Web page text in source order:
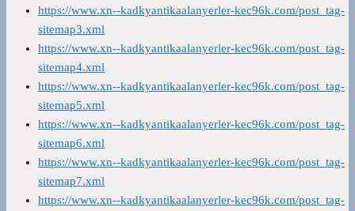
https://www.xn--kadkyantikaalanyerler-kec96k.com/post_tag-
sitemap3.xml
https://www.xn--kadkyantikaalanyerler-kec96k.com/post_tag-
sitemap4.xml
https://www.xn--kadkyantikaalanyerler-kec96k.com/post_tag-
sitemap5.xml
https://www.xn--kadkyantikaalanyerler-kec96k.com/post_tag-
sitemap6.xml
https://www.xn--kadkyantikaalanyerler-kec96k.com/post_tag-
sitemap7.xml
https://www.xn--kadkyantikaalanyerler-kec96k.com/post_tag-